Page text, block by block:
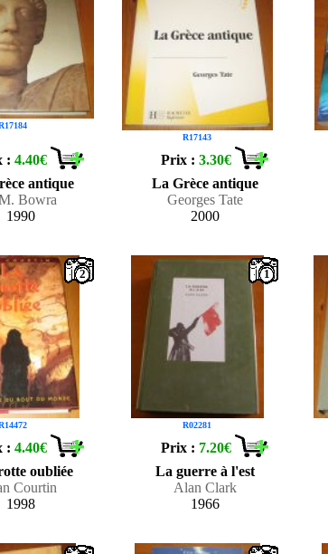
:4.40€
antique
Bowra
1990
R17143
Prix :3.30€
La Grèce antique
Georges Tate
2000
2
:4.40€
oubliée
Courtin
1998
R02281
1
Prix : 7.20€
La guerre à l'est
Alan Clark
1966